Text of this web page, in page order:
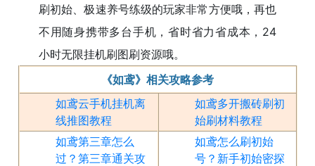
刷初始、极速养号练级的玩家非常方便哦，再也
不用随身携带多台手机，省时省力省成本，24
小时无限挂机刷图刷资源哦。
《如鸢》相关攻略参考
如鸢云手机挂机离
线推图教程
如鸢多开搬砖刷初
始刷材料教程
如鸢第三章怎么
过？第三章通关攻
如鸢怎么刷初始
号？新手初始密探